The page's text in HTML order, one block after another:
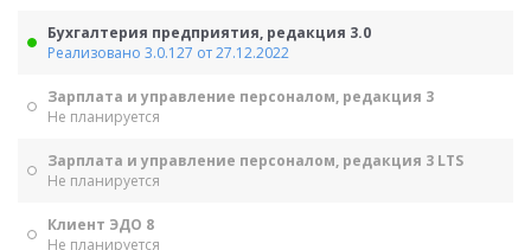
Бухгалтерия предприятия, редакция 3.0
Реализовано 3.0.127 от 27.12.2022
Зарплата и управление персоналом, редакция 3
Не планируется
Зарплата и управление персоналом, редакция 3 LTS
Не планируется
Клиент ЭДО 8
Не планируется